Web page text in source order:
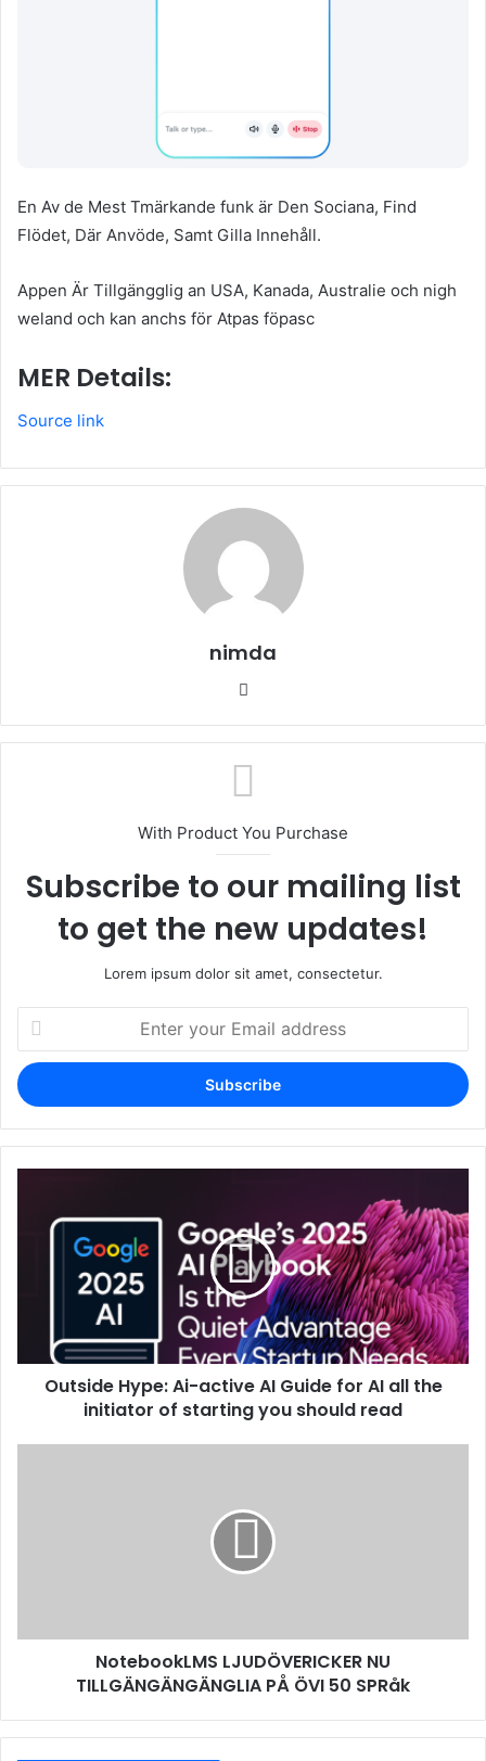
En Av de Mest Tmärkande funk är Den Sociana, Find
Flödet, Där Anvöde, Samt Gilla Innehåll.
Appen Är Tillgängglig an USA, Kanada, Australie och nigh
weland och kan anchs för Atpas föpasc
MER Details:
Source link
nimda
With Product You Purchase
Subscribe to our mailing list
to get the new updates!
Lorem ipsum dolor sit amet, consectetur.
Enter
your
Email
address
Outside Hype: Ai-active AI Guide for AI all the
initiator of starting you should read
NotebookLMS LJUDÖVERICKER NU
TILLGÄNGÄNGÄNGLIA PÅ ÖVI 50 SPRåk